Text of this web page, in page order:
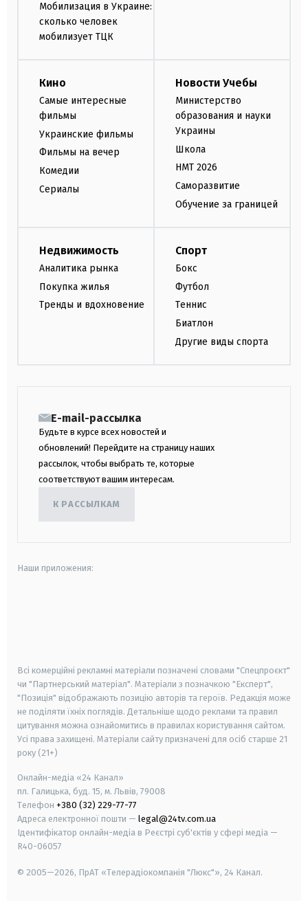
Мобилизация в Украине:
сколько человек
мобилизует ТЦК
Кино
Самые интересные
фильмы
Украинские фильмы
Фильмы на вечер
Комедии
Сериалы
Новости Учебы
Министерство
образования и науки
Украины
Школа
НМТ 2026
Саморазвитие
Обучение за границей
Недвижимость
Аналитика рынка
Покупка жилья
Тренды и вдохновение
Спорт
Бокс
Футбол
Теннис
Биатлон
Другие виды спорта
E-mail-рассылка
Будьте в курсе всех новостей и
обновлений! Перейдите на страницу наших
рассылок, чтобы выбрать те, которые
соответствуют вашим интересам.
К РАССЫЛКАМ
Наши приложения:
Всі комерційні рекламні матеріали позначені словами "Спецпроєкт"
чи "Партнерський матеріал". Матеріали з позначкою "Експерт",
"Позиція" відображають позицію авторів та героїв. Редакція може
не поділяти їхніх поглядів. Детальніше щодо реклами та правил
цитування можна ознайомитись в правилах користування сайтом.
Усі права захищені. Матеріали сайту призначені для осіб старше 21
року (21+)
Онлайн-медіа «24 Канал»
пл. Галицька, буд. 15, м. Львів, 79008
Телефон +380 (32) 229-77-77
Адреса електронної пошти — legal@24tv.com.ua
Ідентифікатор онлайн-медіа в Реєстрі суб'єктів у сфері медіа —
R40-06057
© 2005—2026, ПрАТ «Телерадіокомпанія "Люкс"», 24 Канал.